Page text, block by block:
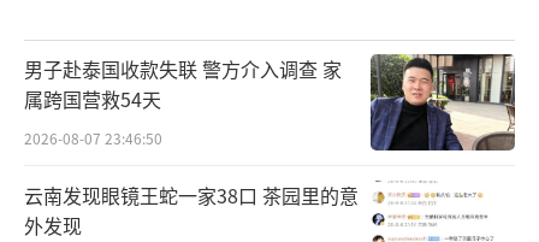
男子赴泰国收款失联 警方介入调查 家
属跨国营救54天
2026-08-07 23:46:50
云南发现眼镜王蛇一家38口 茶园里的意
外发现